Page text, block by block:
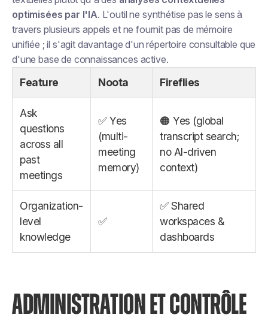
optimisées par l'IA. L'outil ne synthétise pas le sens à
travers plusieurs appels et ne fournit pas de mémoire
unifiée ; il s'agit davantage d'un répertoire consultable que
d'une base de connaissances active.
Feature Noota Fireflies
Ask
questions
across all
past
meetings
✅ Yes
(multi-
meeting
memory)
🟠 Yes (global
transcript search;
no AI-driven
context)
Organization-
level
knowledge
✅
✅ Shared
workspaces &
dashboards
ADMINISTRATION ET CONTRÔLE